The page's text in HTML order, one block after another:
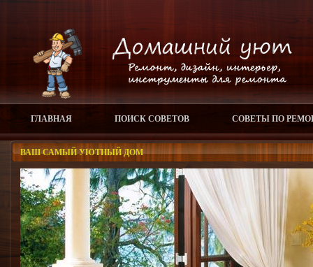
ГЛАВНАЯ ПОИСК СОВЕТОВ СОВЕТЫ ПО
ВАШ САМЫЙ УЮТНЫЙ ДОМ